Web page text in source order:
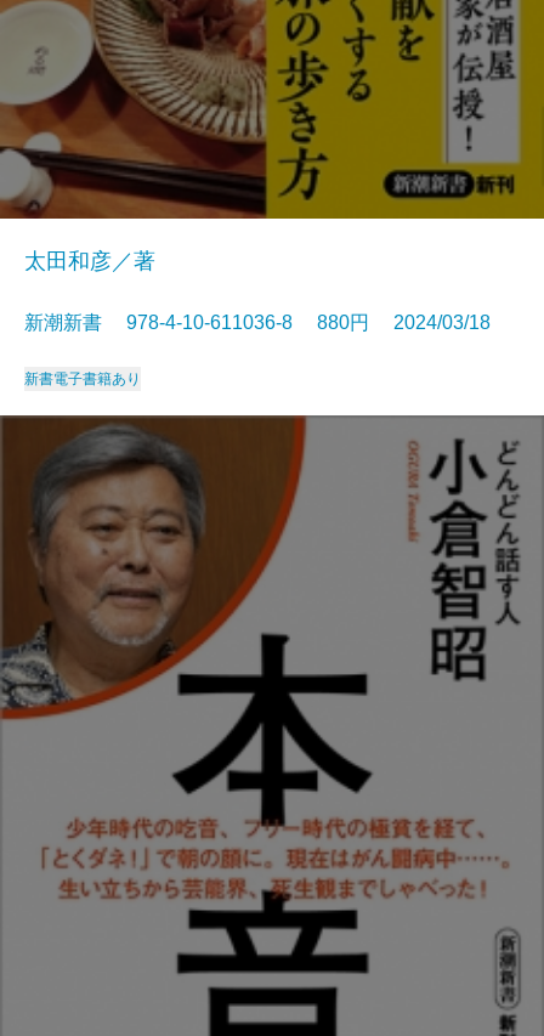
太田和彦／著
新潮新書 978-4-10-611036-8 880円 2024/03/18
新書電子書籍あり